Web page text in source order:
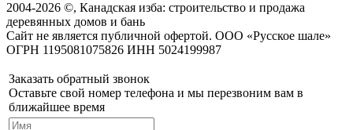
2004-2026 ©, Канадская изба: строительство и продажа
деревянных домов и бань
Сайт не является публичной офертой. ООО «Русское шале»
ОГРН 1195081075826 ИНН 5024199987
Заказать обратный звонок
Оставьте свой номер телефона и мы перезвоним вам в
ближайшее время